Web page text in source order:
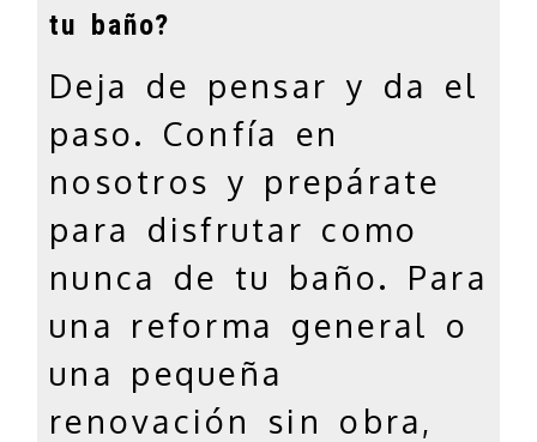
tu baño?
jumbotron
Deja de pensar y da el
paso. Confía en
nosotros y prepárate
para disfrutar como
nunca de tu baño. Para
una reforma general o
una pequeña
renovación sin obra,